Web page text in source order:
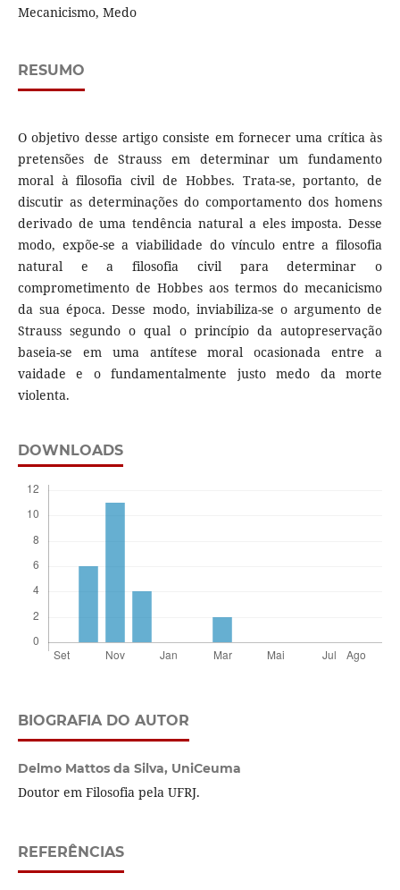
Mecanicismo, Medo
RESUMO
O objetivo desse artigo consiste em fornecer uma crítica às
pretensões de Strauss em determinar um fundamento
moral à filosofia civil de Hobbes. Trata-se, portanto, de
discutir as determinações do comportamento dos homens
derivado de uma tendência natural a eles imposta. Desse
modo, expõe-se a viabilidade do vínculo entre a filosofia
natural e a filosofia civil para determinar o
comprometimento de Hobbes aos termos do mecanicismo
da sua época. Desse modo, inviabiliza-se o argumento de
Strauss segundo o qual o princípio da autopreservação
baseia-se em uma antítese moral ocasionada entre a
vaidade e o fundamentalmente justo medo da morte
violenta.
DOWNLOADS
BIOGRAFIA DO AUTOR
Delmo Mattos da Silva, UniCeuma
Doutor em Filosofia pela UFRJ.
REFERÊNCIAS